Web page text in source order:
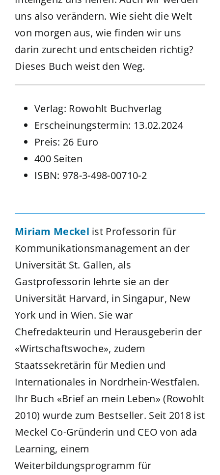
uns also verändern. Wie sieht die Welt
von morgen aus, wie finden wir uns
darin zurecht und entscheiden richtig?
Dieses Buch weist den Weg.
Verlag: Rowohlt Buchverlag
Erscheinungstermin: 13.02.2024
Preis: 26 Euro
400 Seiten
ISBN: 978-3-498-00710-2
Miriam Meckel ist Professorin für
Kommunikationsmanagement an der
Universität St. Gallen, als
Gastprofessorin lehrte sie an der
Universität Harvard, in Singapur, New
York und in Wien. Sie war
Chefredakteurin und Herausgeberin der
«Wirtschaftswoche», zudem
Staatssekretärin für Medien und
Internationales in Nordrhein-Westfalen.
Ihr Buch «Brief an mein Leben» (Rowohlt
2010) wurde zum Bestseller. Seit 2018 ist
Meckel Co-Gründerin und CEO von ada
Learning, einem
Weiterbildungsprogramm für